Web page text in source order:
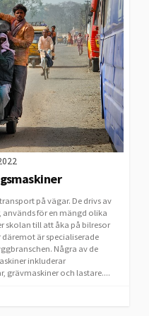
på vägar. De drivs av
för en mängd olika
skolan till att åka på bilresor
är specialiserade
Några av de
inkluderar
grävmaskiner och lastare....